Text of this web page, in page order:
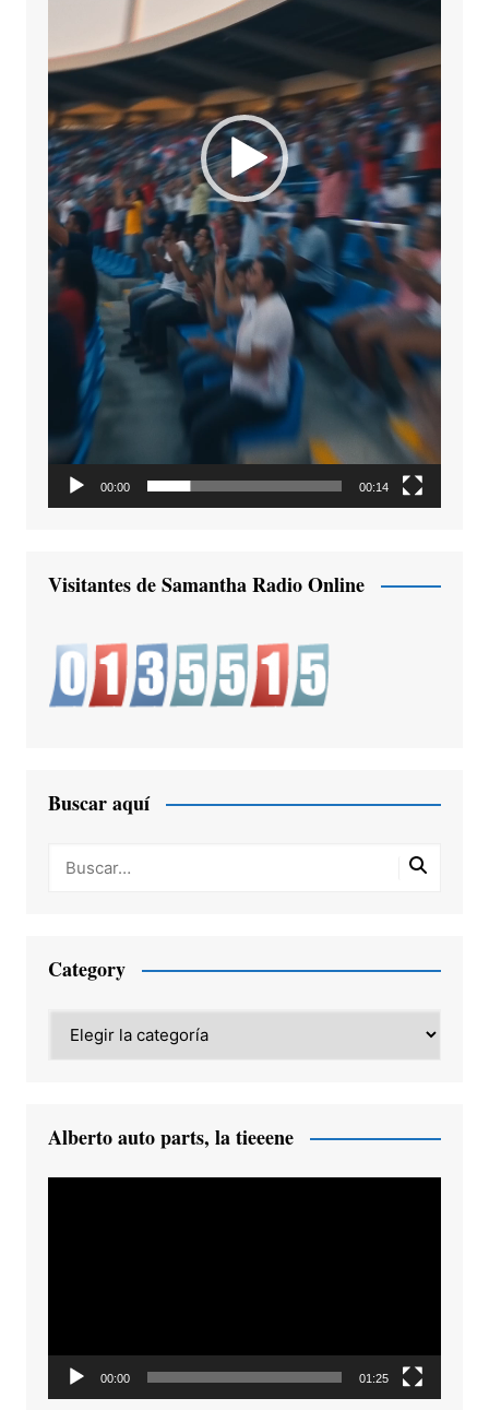
00:00 00:14
Visitantes de Samantha Radio Online
Buscar aquí
Category
Alberto auto parts, la tieeene
00:00 01:25